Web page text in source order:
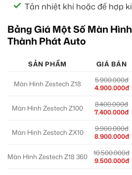
Tản nhiệt khí hoặc đế hợp
Bảng Giá Một Số Màn
Thành Phát Auto
SẢN PHẨM GIÁ BÁN
Màn Hình Zestech Z18
5.900.000đ
4.900.000đ
Màn Hình Zestech Z100
8.400.000đ
7.400.000đ
Màn Hình Zestech ZX10
9.900.000đ
8.900.000đ
Màn Hình Zestech Z18 360
10.500.000đ
9.500.000đ